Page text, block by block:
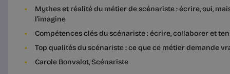
Mythes et réalité du métier de scénariste : écrire, oui,
l’imagine
Compétences clés du scénariste : écrire, collaborer et
Top qualités du scénariste : ce que ce métier demande
Carole Bonvalot, Scénariste